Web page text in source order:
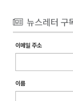
뉴스레터 구
이메일 주소
이름